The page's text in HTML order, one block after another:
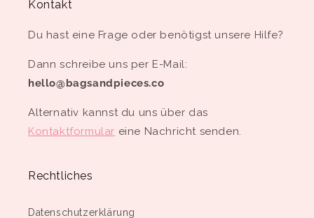
Kontakt
Du hast eine Frage oder benötigst unsere Hilfe?
Dann schreibe uns per E-Mail:
hello@bagsandpieces.co
Alternativ kannst du uns über das
Kontaktformular eine Nachricht senden.
Rechtliches
Datenschutzerklärung